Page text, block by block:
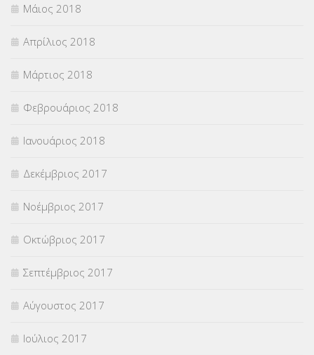
Μάιος 2018
Απρίλιος 2018
Μάρτιος 2018
Φεβρουάριος 2018
Ιανουάριος 2018
Δεκέμβριος 2017
Νοέμβριος 2017
Οκτώβριος 2017
Σεπτέμβριος 2017
Αύγουστος 2017
Ιούλιος 2017